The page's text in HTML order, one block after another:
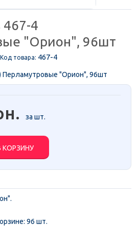
4
"Орион", 96шт
Код товара: 467-4
Перламутровые "Орион", 96шт
за шт.
КОРЗИНУ
96 шт.